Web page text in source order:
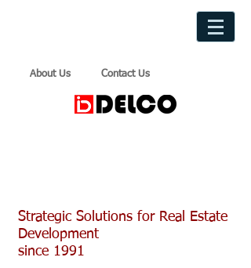
About Us Contact Us
Strategic Solutions for Real Estate
Development
since 1991